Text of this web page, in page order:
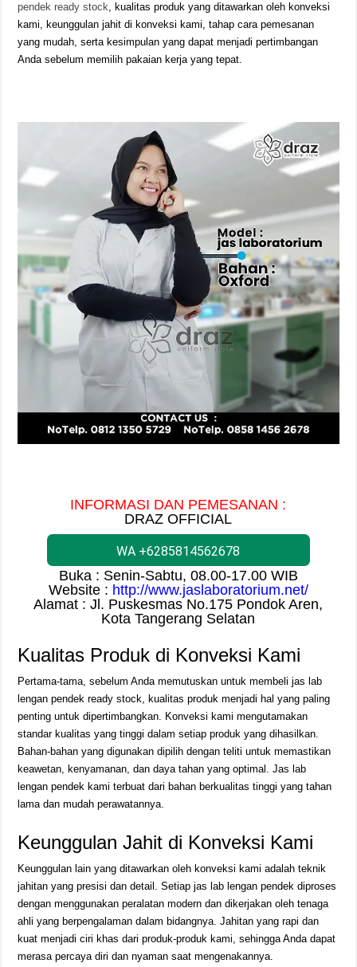
pendek ready stock, kualitas produk yang ditawarkan oleh konveksi
kami, keunggulan jahit di konveksi kami, tahap cara pemesanan
yang mudah, serta kesimpulan yang dapat menjadi pertimbangan
Anda sebelum memilih pakaian kerja yang tepat.
INFORMASI DAN PEMESANAN :
DRAZ OFFICIAL
WA +6285814562678
Buka : Senin-Sabtu, 08.00-17.00 WIB
Website : http://www.jaslaboratorium.net/
Alamat : Jl. Puskesmas No.175 Pondok Aren,
Kota Tangerang Selatan
Kualitas Produk di Konveksi Kami
Pertama-tama, sebelum Anda memutuskan untuk membeli jas lab
lengan pendek ready stock, kualitas produk menjadi hal yang paling
penting untuk dipertimbangkan. Konveksi kami mengutamakan
standar kualitas yang tinggi dalam setiap produk yang dihasilkan.
Bahan-bahan yang digunakan dipilih dengan teliti untuk memastikan
keawetan, kenyamanan, dan daya tahan yang optimal. Jas lab
lengan pendek kami terbuat dari bahan berkualitas tinggi yang tahan
lama dan mudah perawatannya.
Keunggulan Jahit di Konveksi Kami
Keunggulan lain yang ditawarkan oleh konveksi kami adalah teknik
jahitan yang presisi dan detail. Setiap jas lab lengan pendek diproses
dengan menggunakan peralatan modern dan dikerjakan oleh tenaga
ahli yang berpengalaman dalam bidangnya. Jahitan yang rapi dan
kuat menjadi ciri khas dari produk-produk kami, sehingga Anda dapat
merasa percaya diri dan nyaman saat mengenakannya.